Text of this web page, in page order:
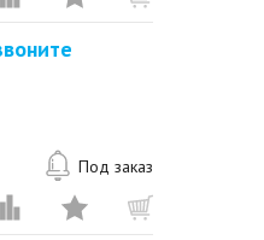
Под заказ